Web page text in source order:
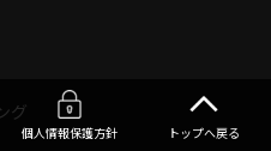
グ
個人情報保護方針 トップへ戻る